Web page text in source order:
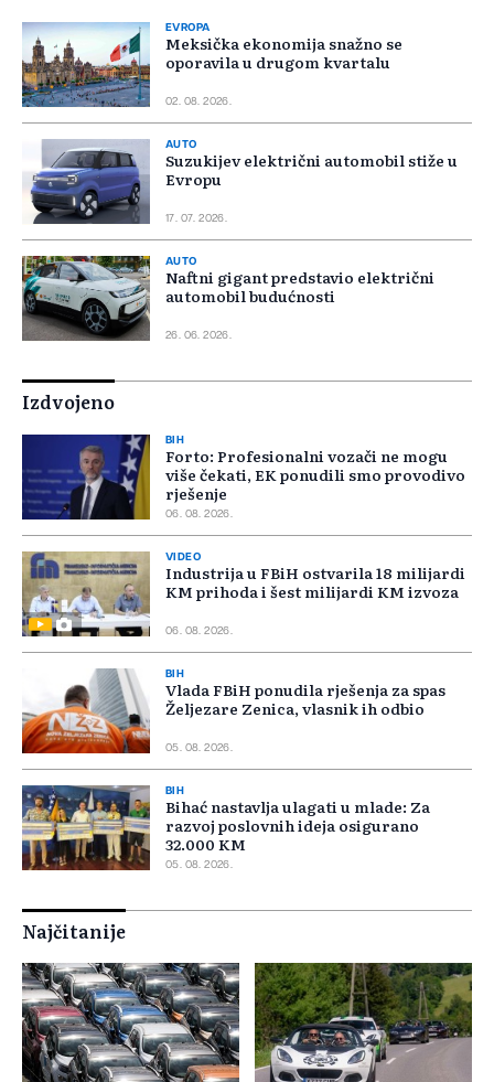
EVROPA
Meksička ekonomija snažno se
oporavila u drugom kvartalu
02. 08. 2026.
AUTO
Suzukijev električni automobil stiže u
Evropu
17. 07. 2026.
AUTO
Naftni gigant predstavio električni
automobil budućnosti
26. 06. 2026.
Izdvojeno
BIH
Forto: Profesionalni vozači ne mogu
više čekati, EK ponudili smo provodivo
rješenje
06. 08. 2026.
VIDEO
Industrija u FBiH ostvarila 18 milijardi
KM prihoda i šest milijardi KM izvoza
06. 08. 2026.
BIH
Vlada FBiH ponudila rješenja za spas
Željezare Zenica, vlasnik ih odbio
05. 08. 2026.
BIH
Bihać nastavlja ulagati u mlade: Za
razvoj poslovnih ideja osigurano
32.000 KM
05. 08. 2026.
Najčitanije